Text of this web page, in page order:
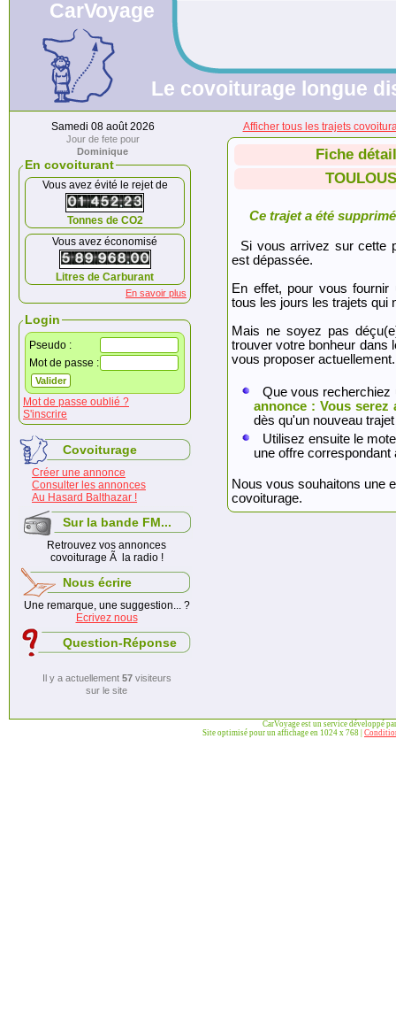
CarVoyage
Le covoiturage longue
Samedi 08 août 2026
Jour de fete pour
Dominique
En covoiturant
Vous avez évité le rejet de
Tonnes de CO2
Vous avez économisé
Litres de Carburant
En savoir plus
Login
Pseudo :
Mot de passe :
Mot de passe oublié ?
S'inscrire
Covoiturage
Créer une annonce
Consulter les annonces
Au Hasard Balthazar !
Sur la bande FM...
Retrouvez vos annonces
covoiturage Ã la radio !
Nous écrire
Une remarque, une suggestion... ?
Ecrivez nous
Question-Réponse
Il y a actuellement 57visiteurs
sur le site
Afficher tous les trajets
Fiche
Ce trajet a été
Si vous arrivez sur cette
est dépassée.
En effet, pour vous fournir
tous les jours les trajets qui
Mais ne soyez pas
trouver votre bonheur dans
vous proposer actuellement.
Que vous
annonce : Vous serez
dès qu'un nouveau
Utilisez ensuite le
une offre
Nous vous souhaitons une
covoiturage.
CarVoyage est un service développé
Site optimisé pour un affichage en 1024 x 768 |